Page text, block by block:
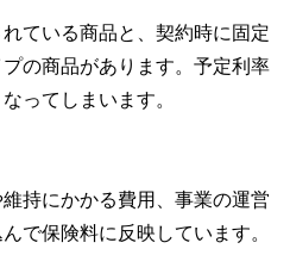
ている商品と、契約時に固定
の商品があります。予定利率
ってしまいます。
持にかかる費用、事業の運営
で保険料に反映しています。